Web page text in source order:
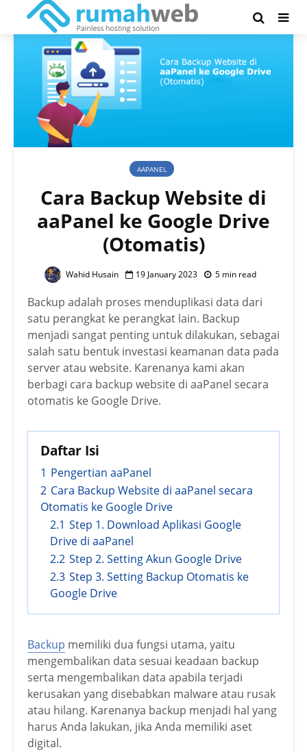
AAPANEL
Cara Backup Website di
aaPanel ke Google Drive
(Otomatis)
Wahid Husain 19 January 2023 5 min read
Backup adalah proses menduplikasi data dari
satu perangkat ke perangkat lain. Backup
menjadi sangat penting untuk dilakukan, sebagai
salah satu bentuk investasi keamanan data pada
server atau website. Karenanya kami akan
berbagi cara backup website di aaPanel secara
otomatis ke Google Drive.
Daftar Isi
1 Pengertian aaPanel
2 Cara Backup Website di aaPanel secara
Otomatis ke Google Drive
2.1 Step 1. Download Aplikasi Google
Drive di aaPanel
2.2 Step 2. Setting Akun Google Drive
2.3 Step 3. Setting Backup Otomatis ke
Google Drive
Backup memiliki dua fungsi utama, yaitu
mengembalikan data sesuai keadaan backup
serta mengembalikan data apabila terjadi
kerusakan yang disebabkan malware atau rusak
atau hilang. Karenanya backup menjadi hal yang
harus Anda lakukan, jika Anda memiliki aset
digital.